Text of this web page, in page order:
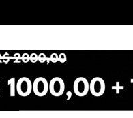
Agosto terá dois